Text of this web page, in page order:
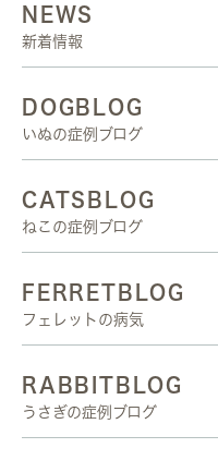
NEWS
新着情報
DOGBLOG
いぬの症例ブログ
CATSBLOG
ねこの症例ブログ
FERRETBLOG
フェレットの病気
RABBITBLOG
うさぎの症例ブログ